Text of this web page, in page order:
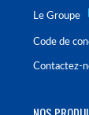
Le Groupe
Code de
Contactez-